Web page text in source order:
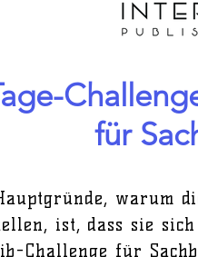
für
warum
ist, dass sie
Challenge für